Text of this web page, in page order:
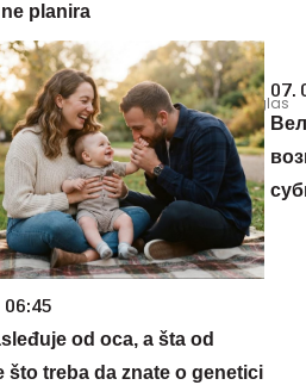
planira
06:45
od oca, a šta od
što treba da znate o genetici
07.